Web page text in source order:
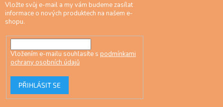
Vložte svůj e-mail a my vám budeme zasílat
informace o nových produktech na našem e-
shopu.
Vložením e-mailu souhlasíte s podmínkami
ochrany osobních údajů
PŘIHLÁSIT SE